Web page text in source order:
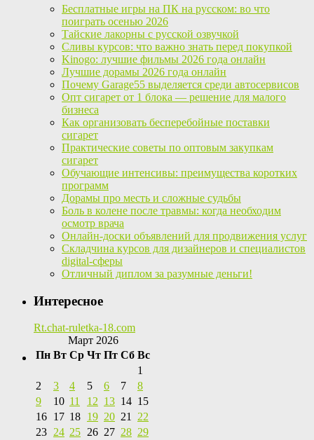
Бесплатные игры на ПК на русском: во что
поиграть осенью 2026
Тайские лакорны с русской озвучкой
Сливы курсов: что важно знать перед покупкой
Kinogo: лучшие фильмы 2026 года онлайн
Лучшие дорамы 2026 года онлайн
Почему Garage55 выделяется среди автосервисов
Опт сигарет от 1 блока — решение для малого
бизнеса
Как организовать бесперебойные поставки
сигарет
Практические советы по оптовым закупкам
сигарет
Обучающие интенсивы: преимущества коротких
программ
Дорамы про месть и сложные судьбы
Боль в колене после травмы: когда необходим
осмотр врача
Онлайн-доски объявлений для продвижения услуг
Складчина курсов для дизайнеров и специалистов
digital-сферы
Отличный диплом за разумные деньги!
Интересное
Rt.chat-ruletka-18.com
Март 2026
Пн Вт Ср Чт Пт Сб Вс
1
2
3 4 5 6 7
8
9
10 11 12 13 14 15
16 17 18 19 20 21
22
23 24 25 26 27 28 29